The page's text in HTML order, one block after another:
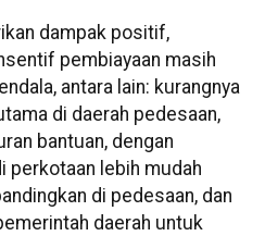
dampak positif,
pembiayaan masih
antara lain: kurangnya
di daerah pedesaan,
bantuan, dengan
perkotaan lebih mudah
di pedesaan, dan
daerah untuk